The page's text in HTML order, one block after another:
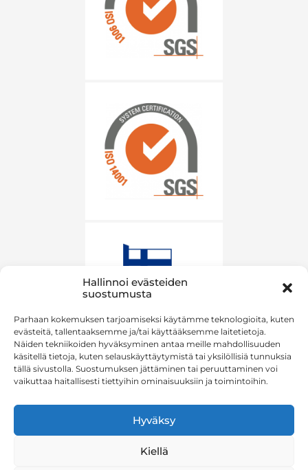
Hallinnoi evästeiden
suostumusta
Parhaan kokemuksen tarjoamiseksi käytämme teknologioita, kuten
evästeitä, tallentaaksemme ja/tai käyttääksemme laitetietoja.
Näiden tekniikoiden hyväksyminen antaa meille mahdollisuuden
käsitellä tietoja, kuten selauskäyttäytymistä tai yksilöllisiä tunnuksia
tällä sivustolla. Suostumuksen jättäminen tai peruuttaminen voi
vaikuttaa haitallisesti tiettyihin ominaisuuksiin ja toimintoihin.
Hyväksy
Kiellä